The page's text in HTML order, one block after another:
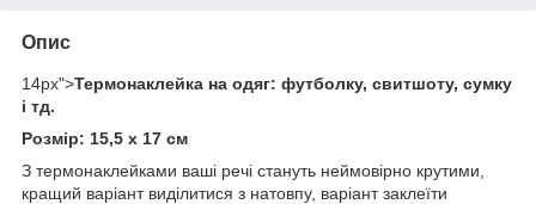
Опис
14px">Термонаклейка на одяг: футболку, свитшоту, сумку
і тд.
Розмір: 15,5 х 17 см
З термонаклейками ваші речі стануть неймовірно крутими,
кращий варіант виділитися з натовпу, варіант заклеїти